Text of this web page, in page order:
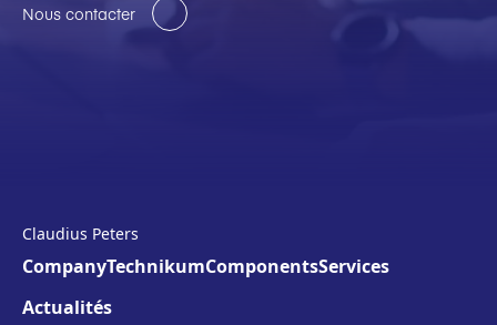
Nous contacter
Claudius Peters
CompanyTechnikumComponentsServices
Actualités